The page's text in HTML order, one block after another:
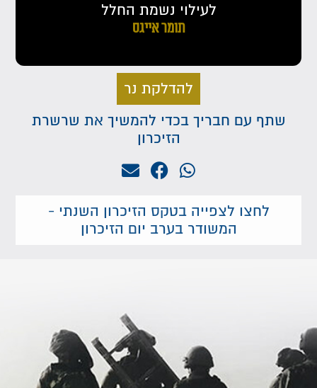
לעילוי נשמת החלל
תומר אייגס
להדלקת נר
שתף עם חבריך בכדי להמשיך את שרשרת
הזיכרון
לחצו לצפייה בטקס הזיכרון השנתי -
המשודר בערב יום הזיכרון